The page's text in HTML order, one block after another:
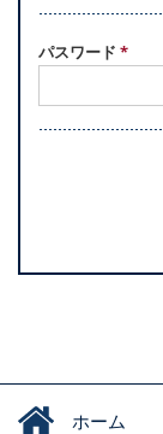
パスワード *
ホーム